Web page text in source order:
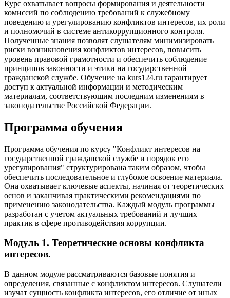
Курс охватывает вопросы формирования и деятельности
комиссий по соблюдению требований к служебному
поведению и урегулированию конфликтов интересов, их роли
и полномочий в системе антикоррупционного контроля.
Полученные знания позволят слушателям минимизировать
риски возникновения конфликтов интересов, повысить
уровень правовой грамотности и обеспечить соблюдение
принципов законности и этики на государственной
гражданской службе. Обучение на kurs124.ru гарантирует
доступ к актуальной информации и методическим
материалам, соответствующим последним изменениям в
законодательстве Российской Федерации.
Программа обучения
Программа обучения по курсу "Конфликт интересов на
государственной гражданской службе и порядок его
урегулирования" структурирована таким образом, чтобы
обеспечить последовательное и глубокое освоение материала.
Она охватывает ключевые аспекты, начиная от теоретических
основ и заканчивая практическими рекомендациями по
применению законодательства. Каждый модуль программы
разработан с учетом актуальных требований и лучших
практик в сфере противодействия коррупции.
Модуль 1. Теоретические основы конфликта
интересов.
В данном модуле рассматриваются базовые понятия и
определения, связанные с конфликтом интересов. Слушатели
изучат сущность конфликта интересов, его отличие от иных